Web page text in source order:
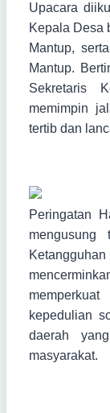
Upacara
Kepala Desa
Mantup,
Mantup.
Sekretaris
memimpin
tertib dan
Peringatan
mengusung
kepedulian
daerah
masyarakat.